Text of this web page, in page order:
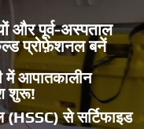
और पूर्व-अस्पताल
प्रोफ़ेशनल बनें
में आपातकालीन
शुरू!
से सर्टिफाइड